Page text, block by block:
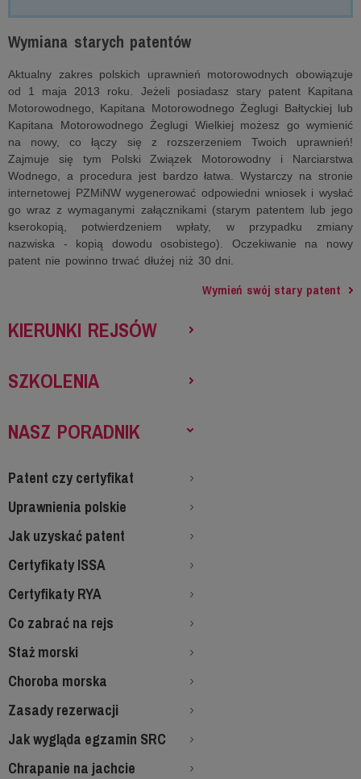
Wymiana starych patentów
Aktualny zakres polskich uprawnień motorowodnych obowiązuje
od 1 maja 2013 roku. Jeżeli posiadasz stary patent Kapitana
Motorowodnego, Kapitana Motorowodnego Żeglugi Bałtyckiej lub
Kapitana Motorowodnego Żeglugi Wielkiej możesz go wymienić
na nowy, co łączy się z rozszerzeniem Twoich uprawnień!
Zajmuje się tym Polski Związek Motorowodny i Narciarstwa
Wodnego, a procedura jest bardzo łatwa. Wystarczy na stronie
internetowej PZMiNW wygenerować odpowiedni wniosek i wysłać
go wraz z wymaganymi załącznikami (starym patentem lub jego
kserokopią, potwierdzeniem wpłaty, w przypadku zmiany
nazwiska - kopią dowodu osobistego). Oczekiwanie na nowy
patent nie powinno trwać dłużej niż 30 dni.
Wymień swój stary patent
KIERUNKI REJSÓW
SZKOLENIA
NASZ PORADNIK
Patent czy certyfikat
Uprawnienia polskie
Jak uzyskać patent
Certyfikaty ISSA
Certyfikaty RYA
Co zabrać na rejs
Staż morski
Choroba morska
Zasady rezerwacji
Jak wygląda egzamin SRC
Chrapanie na jachcie